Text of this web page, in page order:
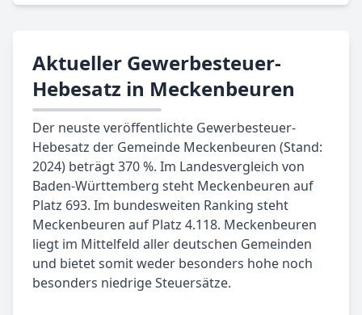
Aktueller Gewerbesteuer-
Hebesatz in Meckenbeuren
Der neuste veröffentlichte Gewerbesteuer-
Hebesatz der Gemeinde Meckenbeuren (Stand:
2024) beträgt 370 %. Im Landesvergleich von
Baden-Württemberg steht Meckenbeuren auf
Platz 693. Im bundesweiten Ranking steht
Meckenbeuren auf Platz 4.118. Meckenbeuren
liegt im Mittelfeld aller deutschen Gemeinden
und bietet somit weder besonders hohe noch
besonders niedrige Steuersätze.